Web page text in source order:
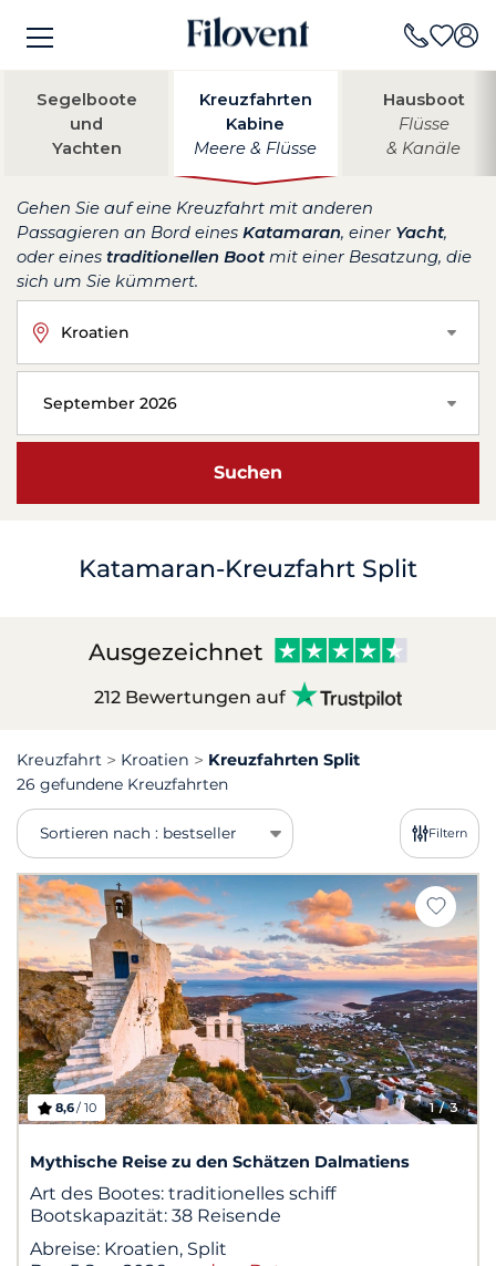
Segelboote
und
Yachten
Kreuzfahrten
Kabine
Meere & Flüsse
Hausboot
Flüsse
& Kanäle
Gehen Sie auf eine Kreuzfahrt mit anderen
Passagieren an Bord eines Katamaran, einer Yacht,
oder eines traditionellen Boot mit einer Besatzung, die
sich um Sie kümmert.
Kroatien
September 2026
Suchen
Katamaran-Kreuzfahrt Split
Ausgezeichnet
212 Bewertungen auf
Kreuzfahrt Kroatien
Kreuzfahrten Split
26 gefundene Kreuzfahrten
Sortieren nach : bestseller Filtern
1/ 3
8,6/ 10
Mythische Reise zu den Schätzen Dalmatiens
Art des Bootes: traditionelles schiff
Bootskapazität: 38 Reisende
Abreise: Kroatien, Split